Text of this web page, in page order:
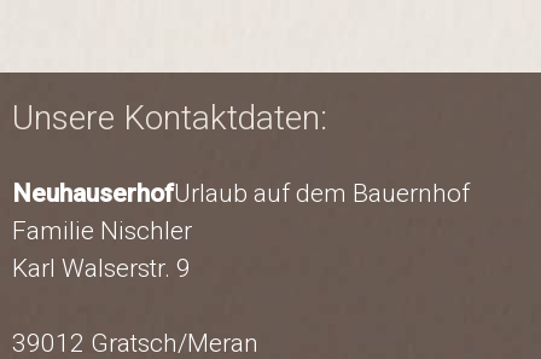
Unsere Kontaktdaten:
NeuhauserhofUrlaub auf dem Bauernhof
Familie Nischler
Karl Walserstr. 9
39012 Gratsch/Meran